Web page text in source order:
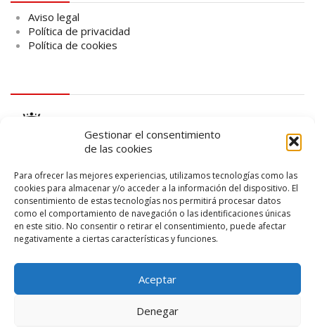
Gestionar el consentimiento
de las cookies
Para ofrecer las mejores experiencias, utilizamos tecnologías como las
cookies para almacenar y/o acceder a la información del dispositivo. El
consentimiento de estas tecnologías nos permitirá procesar datos
como el comportamiento de navegación o las identificaciones únicas
en este sitio. No consentir o retirar el consentimiento, puede afectar
negativamente a ciertas características y funciones.
Aceptar
Denegar
Aviso legal
Política de privacidad
Política de cookies
logo SID